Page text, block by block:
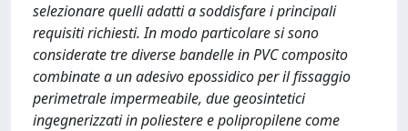
selezionare quelli adatti a soddisfare i principali
requisiti richiesti. In modo particolare si sono
considerate tre diverse bandelle in PVC composito
combinate a un adesivo epossidico per il fissaggio
perimetrale impermeabile, due geosintetici
ingegnerizzati in poliestere e polipropilene come